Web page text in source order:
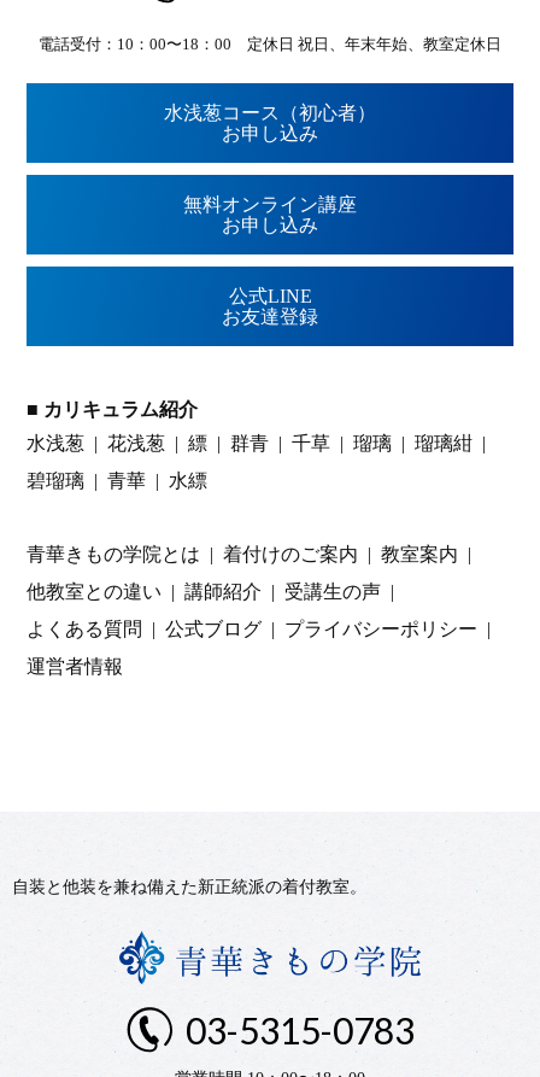
電話受付：10：00〜18：00 定休日 祝日、年末年始、教室定休日
水浅葱コース（初心者）
お申し込み
無料オンライン講座
お申し込み
公式LINE
お友達登録
■ カリキュラム紹介
水浅葱
花浅葱 縹 群青 千草 瑠璃
瑠璃紺
碧瑠璃
青華 水縹
青華きもの学院とは 着付けのご案内
教室案内
他教室との違い
講師紹介
受講生の声
よくある質問
公式ブログ
プライバシーポリシー
運営者情報
自装と他装を兼ね備えた新正統派の着付教室。
03-5315-0783